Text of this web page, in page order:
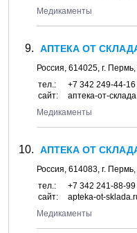
Медикаменты
АПТЕКА ОТ
Россия, 614025, г. Пермь
тел.:
+7 342 249-44-16
сайт:
аптека-от-
Медикаменты
АПТЕКА ОТ
Россия, 614083, г. Пермь
тел.:
+7 342 241-88-99
сайт:
apteka-ot-
Медикаменты